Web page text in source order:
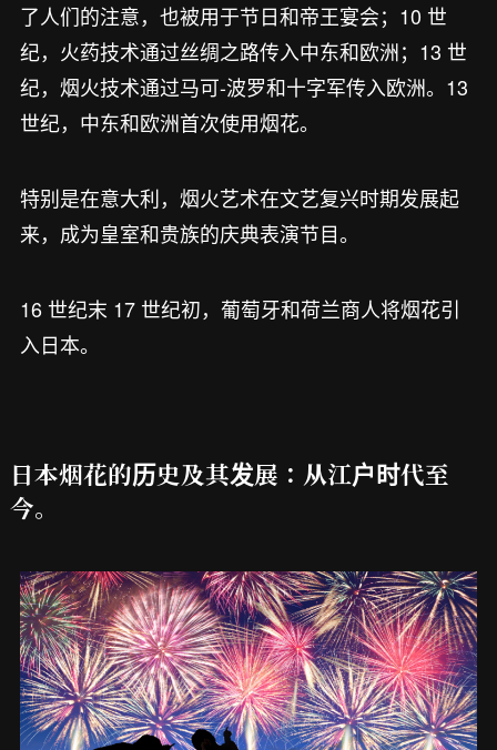
了人们的注意，也被用于节日和帝王宴会；10 世
纪，火药技术通过丝绸之路传入中东和欧洲；13 世
纪，烟火技术通过马可-波罗和十字军传入欧洲。13
世纪，中东和欧洲首次使用烟花。
特别是在意大利，烟火艺术在文艺复兴时期发展起
来，成为皇室和贵族的庆典表演节目。
16 世纪末 17 世纪初，葡萄牙和荷兰商人将烟花引
入日本。
日本烟花的历史及其发展：从江户时代至
今。